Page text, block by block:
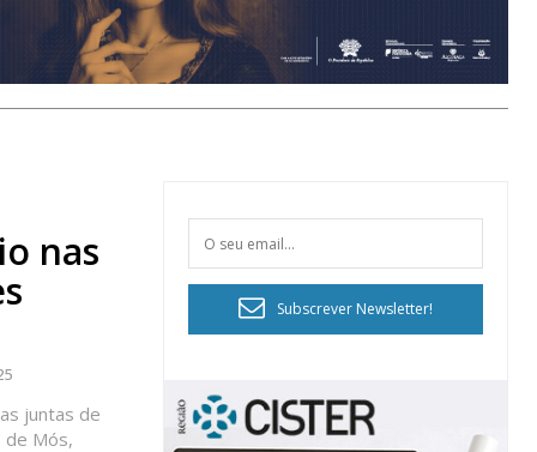
nas
juntas de
de Mós,
Subscrever Newsletter!